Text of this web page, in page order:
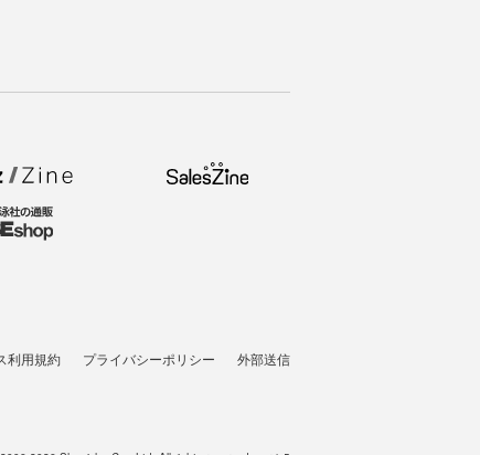
利用規約 プライバシーポリシー 外部送信